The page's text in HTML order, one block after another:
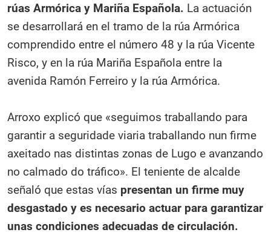
rúas Armórica y Mariña Española. La actuación
se desarrollará en el tramo de la rúa Armórica
comprendido entre el número 48 y la rúa Vicente
Risco, y en la rúa Mariña Española entre la
avenida Ramón Ferreiro y la rúa Armórica.
Arroxo explicó que «seguimos traballando para
garantir a seguridade viaria traballando nun firme
axeitado nas distintas zonas de Lugo e avanzando
no calmado do tráfico». El teniente de alcalde
señaló que estas vías presentan un firme muy
desgastado y es necesario actuar para garantizar
unas condiciones adecuadas de circulación.